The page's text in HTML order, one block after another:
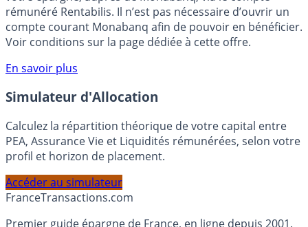
Bénéficiez de cette offre de placement sans risque pour
votre épargne, auprès de Monabanq, via le compte
rémunéré Rentabilis. Il n’est pas nécessaire d’ouvrir un
compte courant Monabanq afin de pouvoir en bénéficier.
Voir conditions sur la page dédiée à cette offre.
En savoir plus
Simulateur d'Allocation
Calculez la répartition théorique de votre capital entre
profil et horizon de placement.